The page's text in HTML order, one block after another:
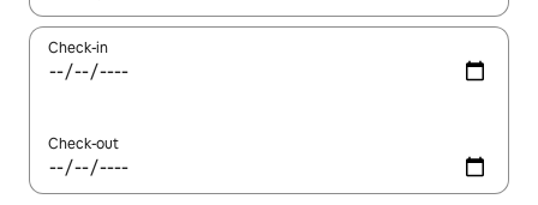
Check-in
Check-out